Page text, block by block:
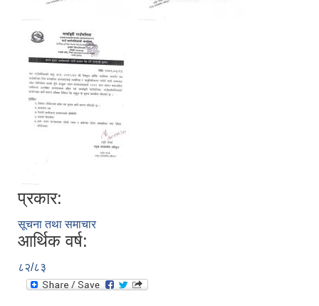
प्रकार:
सूचना तथा समाचार
आर्थिक वर्ष:
८२/८३